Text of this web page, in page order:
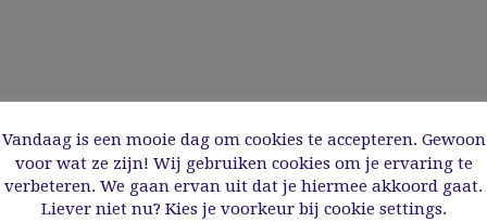
Vandaag is een mooie dag om cookies te accepteren. Gewoon
voor wat ze zijn! Wij gebruiken cookies om je ervaring te
verbeteren. We gaan ervan uit dat je hiermee akkoord gaat.
Liever niet nu? Kies je voorkeur bij cookie settings.